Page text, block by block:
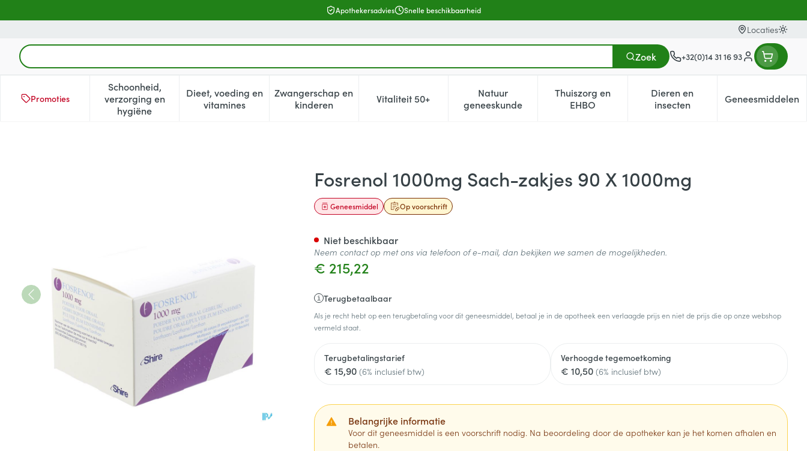
Apothekersadvies Snelle beschikbaarheid
Locaties
Product, merk, categorie...
Zoek +32(0)14 31 16 93
Klant menu
Promoties
Schoonheid,
verzorging en
hygiëne
Toon submenu voor Schoonheid, verzorging en hygiëne categorie
Dieet, voeding en
vitaminesToon submenu voor Dieet, voeding en vitamines categorie
Zwangerschap en
kinderenToon submenu voor Zwangerschap en kinderen categorie
Vitaliteit 50+Toon submenu voor Vitaliteit 50+ categorie
Natuur
geneeskundeToon submenu voor Natuur geneeskunde categorie
Thuiszorg en
EHBOToon submenu voor Thuiszorg en EHBO categorie
Dieren en
insecten
Toon submenu voor Dieren en
Geneesmiddelen
Toon
Fosrenol 1000mg Sach-zakjes 90 X 1000mgFosrenol 1000mg Sach-zakjes 90 X 1000mg
Op voorschrift
Geneesmiddel
€ 215,22
Terugbetaalbaar
Als je recht hebt op een terugbetaling voor dit geneesmiddel, betaal je in de apotheek een verlaagde prijs en niet de prijs die op onze webshop
vermeld staat.
Terugbetalingstarief
€ 15,90 (6% inclusief btw)
Verhoogde tegemoetkoming
€ 10,50 (6% inclusief btw)
Belangrijke informatie
Voor dit geneesmiddel is een voorschrift nodig. Na beoordeling door de apotheker kan je het komen afhalen en
betalen.
Niet beschikbaar
Neem contact op met ons via telefoon of e-mail, dan bekijken we samen de mogelijkheden.